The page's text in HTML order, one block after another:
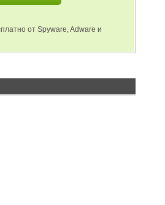
от Spyware, Adware и